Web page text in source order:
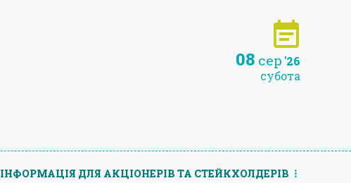
08 сер '26
субота
ІНФОРМАЦIЯ ДЛЯ АКЦIОНЕРIВ ТА СТЕЙКХОЛДЕРIВ